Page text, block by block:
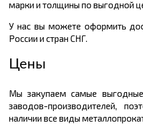
марки и толщины по выгодной
У нас вы можете оформить
России и стран СНГ.
Цены
Мы закупаем самые
заводов-производителей,
наличии все виды